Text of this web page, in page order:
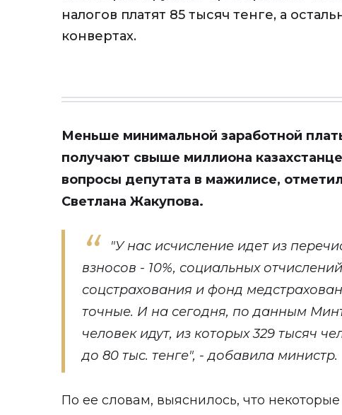
налогов платят 85 тысяч тенге, а
конвертах.
Меньше минимальной заработной
получают свыше миллиона
вопросы депутата в мажилисе,
Светлана Жакупова.
"У нас исчисление идет из
взносов - 10%, социальных
соцстрахования и фонд
точные. И на сегодня, по данным
человек идут, из которых 329 тысяч
до 80 тыс. тенге", - добавила министр.
По ее словам, выяснилось, что